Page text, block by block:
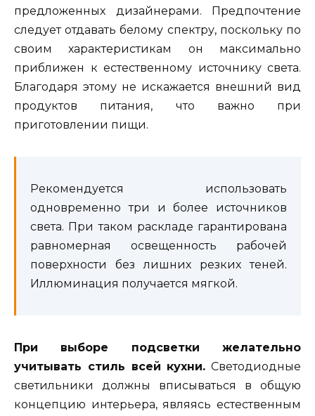
предложенных дизайнерами. Предпочтение
следует отдавать белому спектру, поскольку по
своим характеристикам он максимально
приближен к естественному источнику света.
Благодаря этому не искажается внешний вид
продуктов питания, что важно при
приготовлении пищи.
Рекомендуется использовать
одновременно три и более источников
света. При таком раскладе гарантирована
равномерная освещенность рабочей
поверхности без лишних резких теней.
Иллюминация получается мягкой.
При выборе подсветки желательно
учитывать стиль всей кухни. Светодиодные
светильники должны вписываться в общую
концепцию интерьера, являясь естественным